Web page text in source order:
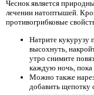
Чеснок является
лечении натоптышей.
противогрибковые
Натрите кукурузу
высохнуть,
утро снимите
каждую ночь, пока
Можно также
добавить щепотку